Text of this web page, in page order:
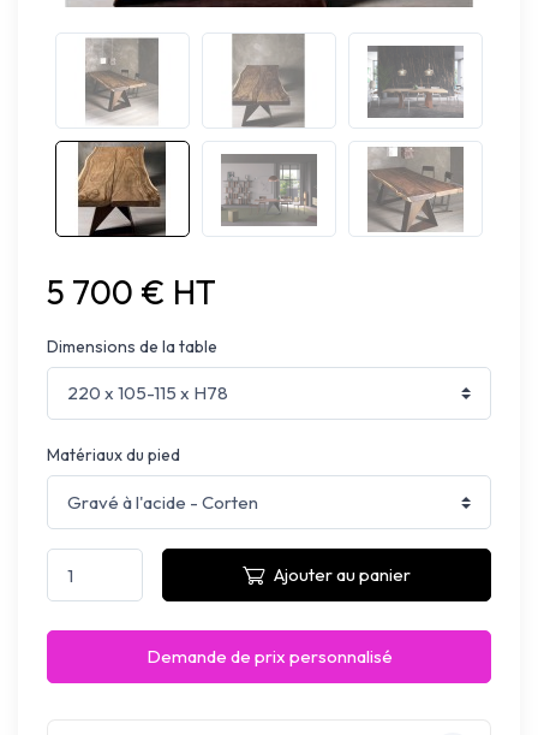
5 700 € HT
Dimensions de la table
Matériaux du pied
Ajouter au panier
Demande de prix personnalisé